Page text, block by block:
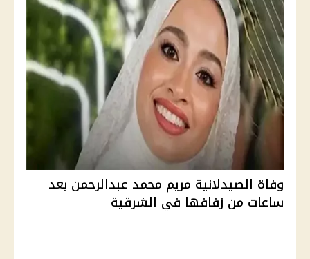
وفاة الصيدلانية مريم محمد عبدالرحمن بعد
ساعات من زفافها في الشرقية